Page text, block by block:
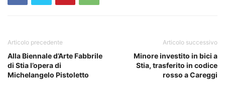
Articolo precedente
Alla Biennale d’Arte Fabbrile
di Stia l’opera di
Michelangelo Pistoletto
Articolo successivo
Minore investito in bici a
Stia, trasferito in codice
rosso a Careggi